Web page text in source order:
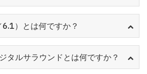
）とは何ですか？
タルサラウンドとは何ですか？